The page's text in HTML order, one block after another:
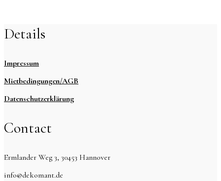
Details
Impressum
Mietbedingungen/AGB
Datenschutzerklärung
Contact
Ermlander Weg 3, 30453 Hannover
info@dekomant.de